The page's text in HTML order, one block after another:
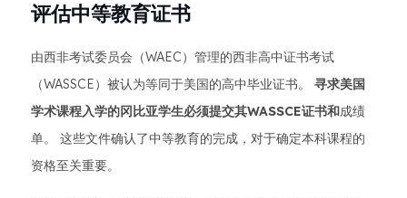
评估中等教育证书
由西非考试委员会（WAEC）管理的西非高中证书考试
（WASSCE）被认为等同于美国的高中毕业证书。 寻求美国
学术课程入学的冈比亚学生必须提交其WASSCE证书和成绩
单。 这些文件确认了中等教育的完成，对于确定本科课程的
资格至关重要。